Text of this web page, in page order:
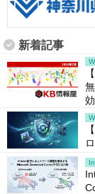
新着記事